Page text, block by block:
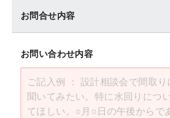
お問合せ内容
お問い合わせ内容